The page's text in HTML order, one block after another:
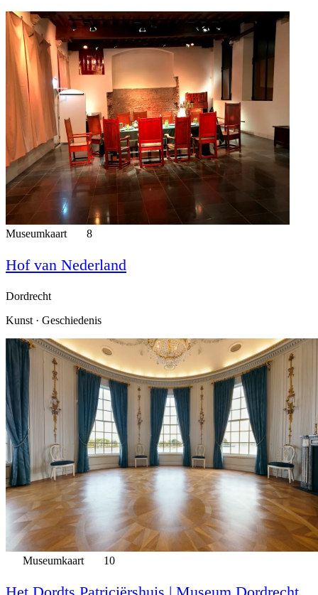
Museumkaart 8
Hof van Nederland
Dordrecht
Kunst · Geschiedenis
Museumkaart 10